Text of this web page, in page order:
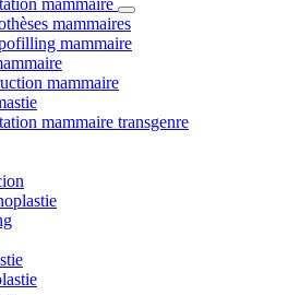
mammaire
mammaires
mammaire
mammaire
mammaire transgenre